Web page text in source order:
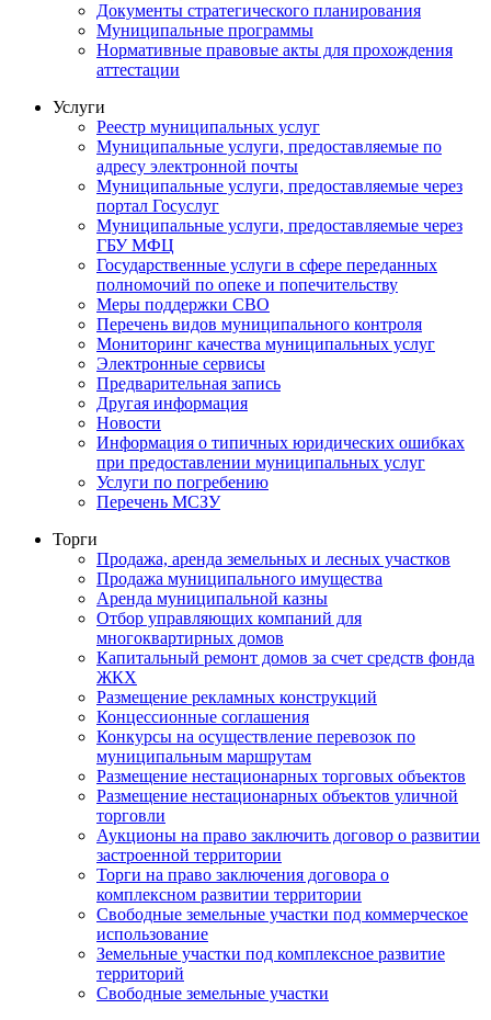
Документы стратегического планирования
Муниципальные программы
Нормативные правовые акты для прохождения
аттестации
Услуги
Реестр муниципальных услуг
Муниципальные услуги, предоставляемые по
адресу электронной почты
Муниципальные услуги, предоставляемые через
портал Госуслуг
Муниципальные услуги, предоставляемые через
ГБУ МФЦ
Государственные услуги в сфере переданных
полномочий по опеке и попечительству
Меры поддержки СВО
Перечень видов муниципального контроля
Мониторинг качества муниципальных услуг
Электронные сервисы
Предварительная запись
Другая информация
Новости
Информация о типичных юридических ошибках
при предоставлении муниципальных услуг
Услуги по погребению
Перечень МСЗУ
Торги
Продажа, аренда земельных и лесных участков
Продажа муниципального имущества
Аренда муниципальной казны
Отбор управляющих компаний для
многоквартирных домов
Капитальный ремонт домов за счет средств фонда
ЖКХ
Размещение рекламных конструкций
Концессионные соглашения
Конкурсы на осуществление перевозок по
муниципальным маршрутам
Размещение нестационарных торговых объектов
Размещение нестационарных объектов уличной
торговли
Аукционы на право заключить договор о развитии
застроенной территории
Торги на право заключения договора о
комплексном развитии территории
Свободные земельные участки под коммерческое
использование
Земельные участки под комплексное развитие
территорий
Свободные земельные участки